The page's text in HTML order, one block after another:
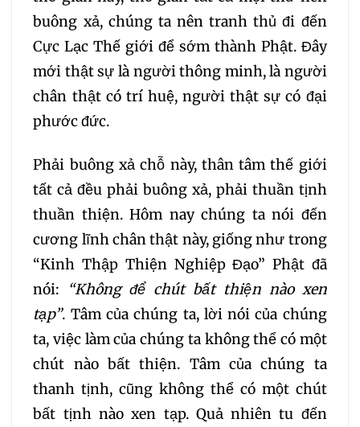
328 329 330
331 332 333
334 335 336
340 341 342
343 344 345
346 347 348
349 350 351
352 353 354
buông xả, chúng ta nên tranh thủ đi đến
Cực Lạc Thế giới để sớm thành Phật. Đây
mới thật sự là người thông minh, là người
chân thật có trí huệ, người thật sự có đại
phước đức.
Phải buông xả chỗ này, thân tâm thế giới
tất cả đều phải buông xả, phải thuần tịnh
thuần thiện. Hôm nay chúng ta nói đến
cương lĩnh chân thật này, giống như trong
“Kinh Thập Thiện Nghiệp Đạo” Phật đã
nói:
“Không để chút bất thiện nào xen
tạp”. Tâm của chúng ta, lời nói của chúng
ta, việc làm của chúng ta không thể có một
chút nào bất thiện. Tâm của chúng ta
thanh tịnh, cũng không thể có một chút
bất tịnh nào xen tạp. Quả nhiên tu đến